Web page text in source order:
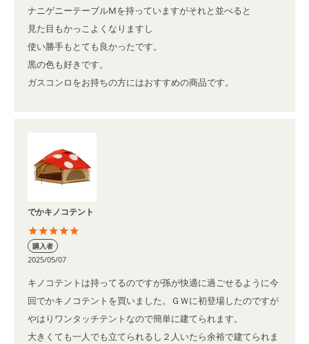
ナニゲニーテーブルMを持っていますがそれと並べると
見た目もかっこよくなりますし
使い勝手もとても良かったです。
黒の色も好きです。
ガスコンロをお持ちの方にはおすすめの商品です。
でかキノコテント
購入者
2025/05/07
キノコテントは持ってるのですが孫が快適に過ごせるように今
回でかキノコテントを買いました。ＧＷに初登場したのですが
やはりワンタッチテントなので簡単に建てられます。
大きくても一人でも立てられるし２人いたら余裕で建てられま